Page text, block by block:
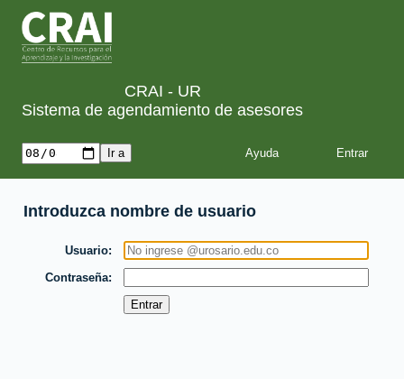
CRAI - UR
Sistema de agendamiento de asesores
Ayuda
Introduzca nombre de usuario
Usuario
Contraseña